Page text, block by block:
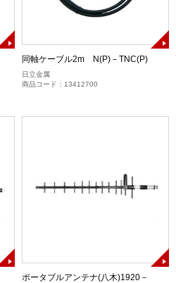
同軸ケーブル2m N(P)－TNC(P)
日立金属
商品コード：13412700
ポータブルアンテナ(八木)1920－